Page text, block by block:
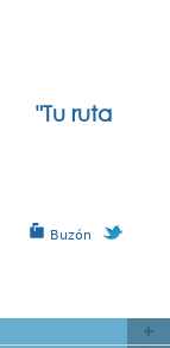
"Tu ruta
Buzón